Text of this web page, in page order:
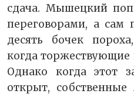
сдача. Мышецкий
переговорами, а сам
десять бочек
когда торжествующие
Однако когда этот
открыт,